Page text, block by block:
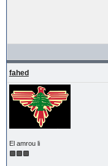
fahed
El amrou li